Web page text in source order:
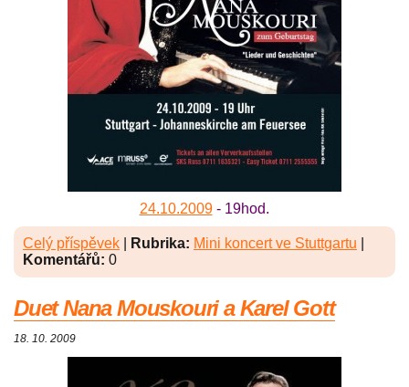
24.10.2009- 19hod.
Celý příspěvek Rubrika: Mini koncert ve Stuttgartu
Komentářů: 0
Duet Nana Mouskouri a Karel Gott
18. 10. 2009